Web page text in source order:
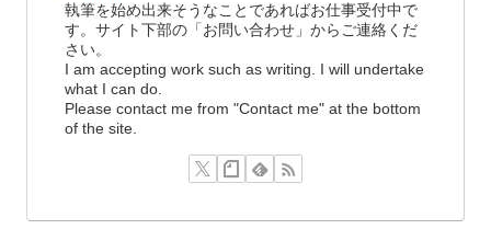
執筆を始め出来そうなことであればお仕事受付中で
す。サイト下部の「お問い合わせ」からご連絡くだ
さい。
I am accepting work such as writing. I will undertake
what I can do.
Please contact me from "Contact me" at the bottom
of the site.